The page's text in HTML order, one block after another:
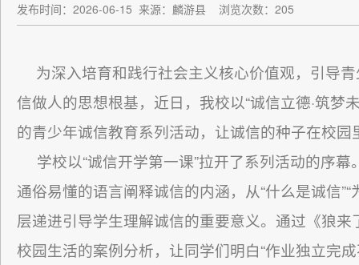
发布时间：2026-06-15 来源：麟游县 浏览次数：205
为深入培育和践行社会主义核心价值观，引导
信做人的思想根基，近日，我校以“诚信立德·筑梦
的青少年诚信教育系列活动，让诚信的种子在校
学校以“诚信开学第一课”拉开了系列活动的序
通俗易懂的语言阐释诚信的内涵，从“什么是诚信
层递进引导学生理解诚信的重要意义。通过《狼
校园生活的案例分析，让同学们明白“作业独立完